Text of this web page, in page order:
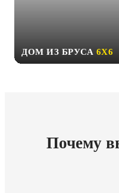
ДОМ ИЗ БРУСА 6Х6
Почему